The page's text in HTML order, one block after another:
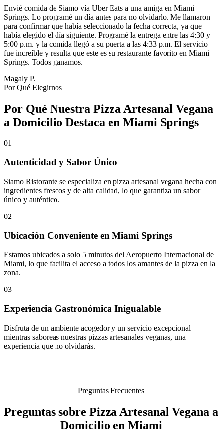
Envié comida de Siamo vía Uber Eats a una amiga en Miami
Springs. Lo programé un día antes para no olvidarlo. Me llamaron
para confirmar que había seleccionado la fecha correcta, ya que
había elegido el día siguiente. Programé la entrega entre las 4:30 y
5:00 p.m. y la comida llegó a su puerta a las 4:33 p.m. El servicio
fue increíble y resulta que este es su restaurante favorito en Miami
Springs. Todos ganamos.
Magaly P.
Por Qué Elegirnos
Por Qué Nuestra Pizza Artesanal Vegana
a Domicilio Destaca en Miami Springs
01
Autenticidad y Sabor Único
Siamo Ristorante se especializa en pizza artesanal vegana hecha con
ingredientes frescos y de alta calidad, lo que garantiza un sabor
único y auténtico.
02
Ubicación Conveniente en Miami Springs
Estamos ubicados a solo 5 minutos del Aeropuerto Internacional de
Miami, lo que facilita el acceso a todos los amantes de la pizza en la
zona.
03
Experiencia Gastronómica Inigualable
Disfruta de un ambiente acogedor y un servicio excepcional
mientras saboreas nuestras pizzas artesanales veganas, una
experiencia que no olvidarás.
Preguntas Frecuentes
Preguntas sobre Pizza Artesanal Vegana a
Domicilio en Miami